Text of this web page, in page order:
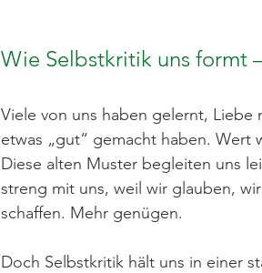
Wie Selbstkritik uns formt
Viele von uns haben gelernt,
etwas „gut“ gemacht haben. Wert
Diese alten Muster begleiten uns
streng mit uns, weil wir glauben,
schaffen. Mehr genügen.
Doch Selbstkritik hält uns in einer